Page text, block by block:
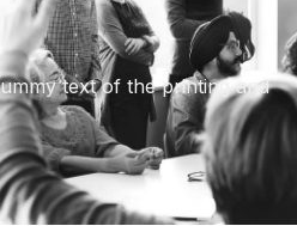
text of the printing and